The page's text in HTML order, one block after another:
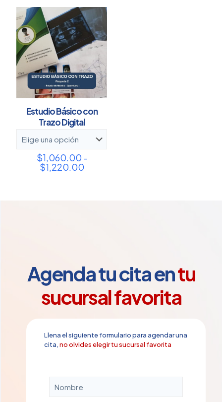
Estudio Básico con
Trazo Digital
$1,060.00 -
$1,220.00Rango
Agenda tu cita entu
sucursal favorita
Llena el siguiente formulario para agendar una
cita,no olvides elegir tu sucursal favorita